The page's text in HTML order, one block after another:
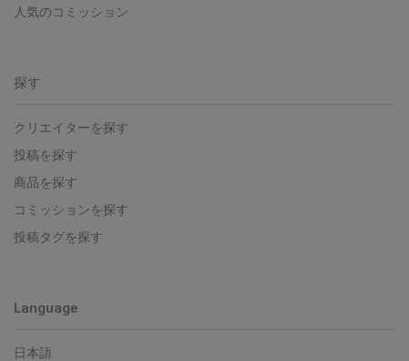
人気のコミッション
探す
クリエイターを探す
投稿を探す
商品を探す
コミッションを探す
投稿タグを探す
Language
日本語